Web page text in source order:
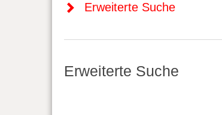
Erweiterte Suche
Erweiterte Suche